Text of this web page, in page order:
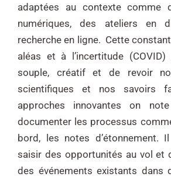
adaptées au contexte comme
numériques, des ateliers en
recherche en ligne. Cette
aléas et à l’incertitude (COVID)
souple, créatif et de revoir
scientifiques et nos savoirs
approches innovantes on
documenter les processus
bord, les notes d’étonnement.
saisir des opportunités au vol et
des événements existants dans